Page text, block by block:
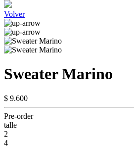
Volver
Sweater Marino
$ 9.600
Pre-order
talle
2
4